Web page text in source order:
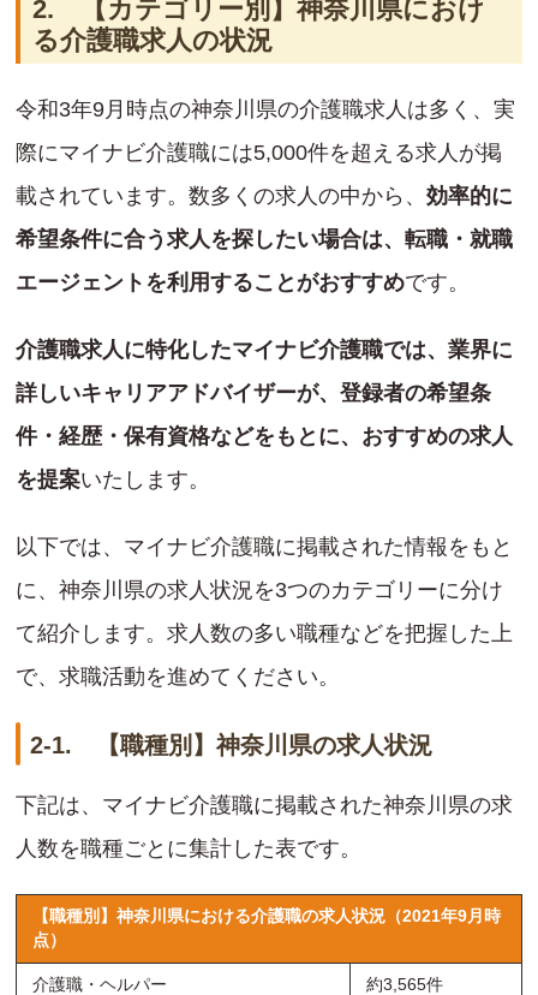
2. 【カテゴリー別】神奈川県におけ
る介護職求人の状況
令和3年9月時点の神奈川県の介護職求人は多く、実
際にマイナビ介護職には5,000件を超える求人が掲
載されています。数多くの求人の中から、 効率的に
希望条件に合う求人を探したい場合は、転職・就職
エージェントを利用することがおすすめです。
介護職求人に特化したマイナビ介護職では、業界に
詳しいキャリアアドバイザーが、登録者の希望条
件・経歴・保有資格などをもとに、おすすめの求人
を提案いたします。
以下では、マイナビ介護職に掲載された情報をもと
に、神奈川県の求人状況を3つのカテゴリーに分け
て紹介します。求人数の多い職種などを把握した上
で、求職活動を進めてください。
2-1. 【職種別】神奈川県の求人状況
下記は、マイナビ介護職に掲載された神奈川県の求
人数を職種ごとに集計した表です。
【職種別】神奈川県における介護職の求人状況（2021年9月時
点）
介護職・ヘルパー 約3,565件